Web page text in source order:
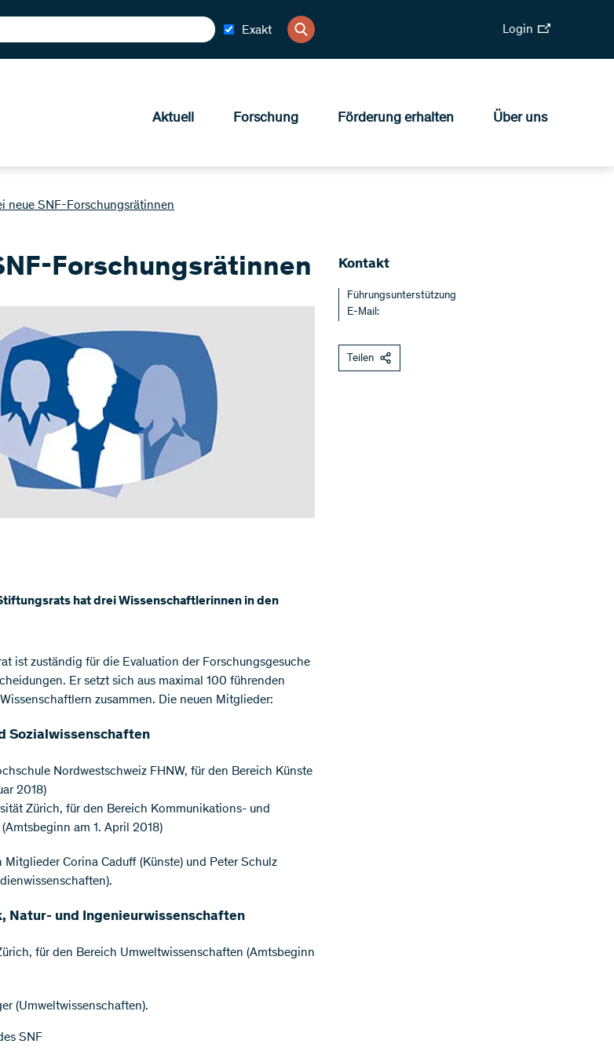
Exakt Login
Aktuell Forschung Förderung erhalten Über uns
neue SNF-Forschungsrätinnen
Forschungsrätinnen
hat drei Wissenschaftlerinnen in den
ist zuständig für die Evaluation der Forschungsgesuche
Er setzt sich aus maximal 100 führenden
zusammen. Die neuen Mitglieder:
Sozialwissenschaften
Nordwestschweiz FHNW, für den Bereich Künste
2018)
Zürich, für den Bereich Kommunikations- und
am 1. April 2018)
Corina Caduff (Künste) und Peter Schulz
Natur- und Ingenieurwissenschaften
für den Bereich Umweltwissenschaften (Amtsbeginn
(Umweltwissenschaften).
SNF
​Kontakt
Führungsunterstützung
E-Mail:
Teilen